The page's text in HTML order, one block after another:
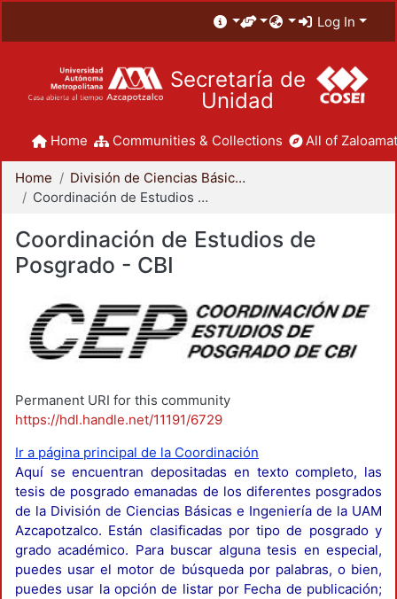
Log In
Secretaría de
Unidad
Home Communities & Collections All of
Home
División de Ciencias Básicas e Ingeniería
Coordinación de Estudios de Posgrado - CBI
Coordinación de Estudios de
Posgrado - CBI
Permanent URI for this community
https://hdl.handle.net/11191/6729
Ir a página principal de la Coordinación
Aquí se encuentran depositadas en texto completo, las
tesis de posgrado emanadas de los diferentes posgrados
de la División de Ciencias Básicas e Ingeniería de la UAM
Azcapotzalco. Están clasificadas por tipo de posgrado y
grado académico. Para buscar alguna tesis en especial,
puedes usar el motor de búsqueda por palabras, o bien,
puedes usar la opción de listar por Fecha de publicación;